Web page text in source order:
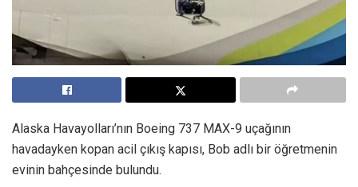
Alaska Havayolları’nın Boeing 737 MAX-9 uçağının
havadayken kopan acil çıkış kapısı, Bob adlı bir öğretmenin
evinin bahçesinde bulundu.